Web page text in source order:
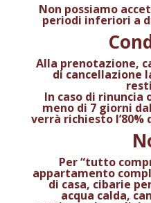
Non possiamo
periodi inferiori a
Alla prenotazione,
di cancellazione
In caso di rinuncia
meno di 7 giorni
verrà richiesto l’80%
Per “tutto
appartamento
di casa, cibarie
acqua calda,